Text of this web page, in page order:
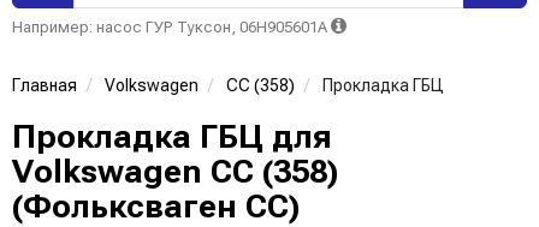
Например: насос ГУР Туксон, 06H905601A
Главная Volkswagen CC (358) Прокладка ГБЦ
Прокладка ГБЦ для
Volkswagen CC (358)
(Фольксваген CC)